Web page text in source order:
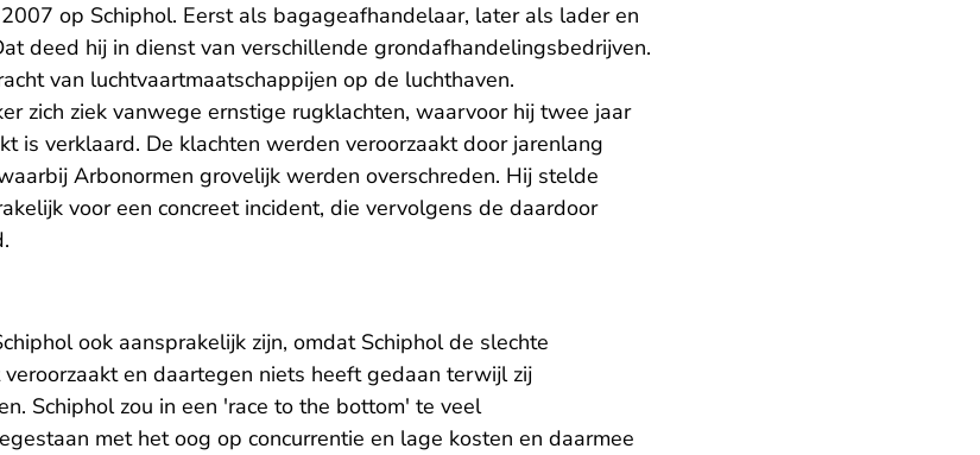
op Schiphol. Eerst als bagageafhandelaar, later als lader en
deed hij in dienst van verschillende grondafhandelingsbedrijven.
van luchtvaartmaatschappijen op de luchthaven.
zich ziek vanwege ernstige rugklachten, waarvoor hij twee jaar
is verklaard. De klachten werden veroorzaakt door jarenlang
Arbonormen grovelijk werden overschreden. Hij stelde
voor een concreet incident, die vervolgens de daardoor
ook aansprakelijk zijn, omdat Schiphol de slechte
en daartegen niets heeft gedaan terwijl zij
Schiphol zou in een 'race to the bottom' te veel
met het oog op concurrentie en lage kosten en daarmee